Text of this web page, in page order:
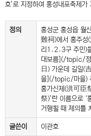
호’로 지정하여 홍성내포축제
정의
홍성군 홍성읍 월
難祠)에서 홍주성
리1․2․3구 주민)
대보름](/topic/정
日) 가운데 길일(
을](/topic/마을)
홍가신제(洪可臣
祭)’란 이름으로 ‘
거행될 때 제의를
글쓴이 이관호